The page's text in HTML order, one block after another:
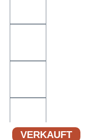
VERKAUFT